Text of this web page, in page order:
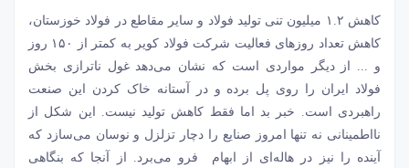
کاهش ۱.۲ میلیون تنی تولید فولاد و سایر مقاطع در فولاد خوزستان،
کاهش تعداد روزهای فعالیت شرکت فولاد کویر به کمتر از ۱۵۰ روز
و ... از دیگر مواردی است که نشان می‌‌‌دهد غول ناترازی بخش
فولاد ایران را روی پل برده و در آستانه خاک کردن این صنعت
راهبردی است. خبر بد اما فقط کاهش تولید نیست. این شکل از
نااطمینانی نه تنها امروز صنایع را دچار تزلزل و نوسان می‌‌‌سازد که
آینده را نیز در هاله‌‌‌ای از ابهام فرو می‌‌‌برد. از آنجا که بنگاهی